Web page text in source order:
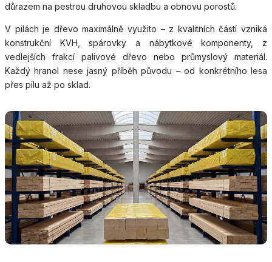
důrazem na pestrou druhovou skladbu a obnovu porostů.
V pilách je dřevo maximálně využito – z kvalitních částí vzniká
konstrukční KVH, spárovky a nábytkové komponenty, z
vedlejších frakcí palivové dřevo nebo průmyslový materiál.
Každý hranol nese jasný příběh původu – od konkrétního lesa
přes pilu až po sklad.